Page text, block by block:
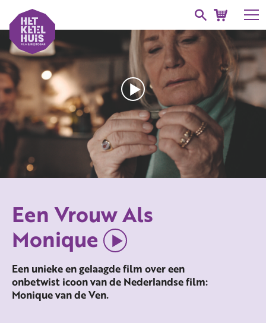
Een Vrouw Als
Monique
Een unieke en gelaagde film over een
onbetwist icoon van de Nederlandse film:
Monique van de Ven.